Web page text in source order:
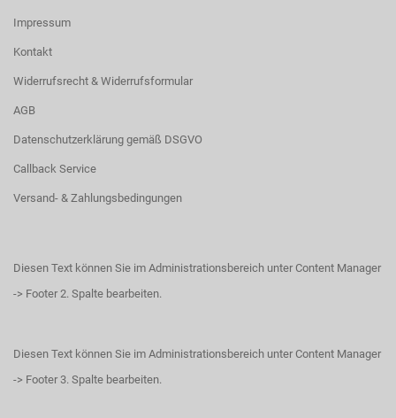
Impressum
Kontakt
Widerrufsrecht & Widerrufsformular
AGB
Datenschutzerklärung gemäß DSGVO
Callback Service
Versand- & Zahlungsbedingungen
Diesen Text können Sie im Administrationsbereich unter Content Manager
-> Footer 2. Spalte bearbeiten.
Diesen Text können Sie im Administrationsbereich unter Content Manager
-> Footer 3. Spalte bearbeiten.